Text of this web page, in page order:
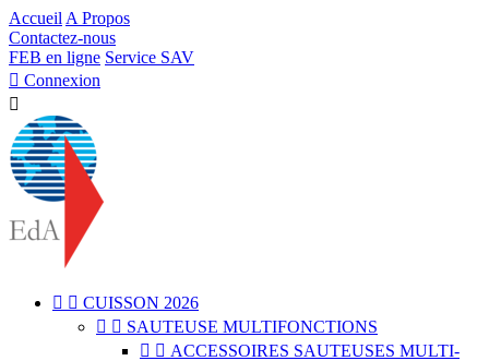
Accueil A Propos
Contactez-nous
FEB en ligne Service SAV
 Connexion

  CUISSON 2026
  SAUTEUSE MULTIFONCTIONS
  ACCESSOIRES SAUTEUSES MULTI-